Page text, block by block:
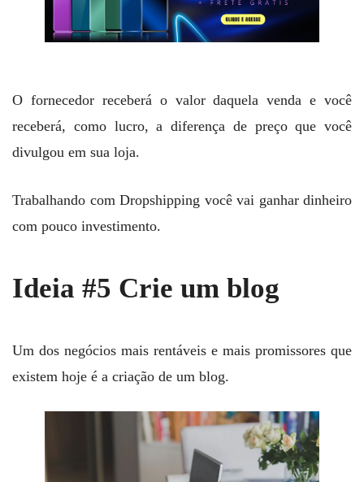
O fornecedor receberá o valor daquela venda e você
receberá, como lucro, a diferença de preço que você
divulgou em sua loja.
Trabalhando com Dropshipping você vai ganhar dinheiro
com pouco investimento.
Ideia #5 Crie um blog
Um dos negócios mais rentáveis e mais promissores que
existem hoje é a criação de um blog.